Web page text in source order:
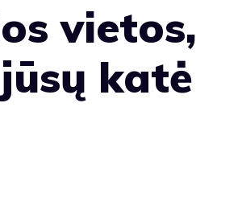
vietos,
katė